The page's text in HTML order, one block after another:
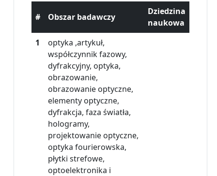
# Obszar badawczy
Dziedzina
naukowa
1
optyka ,artykuł,
współczynnik fazowy,
dyfrakcyjny, optyka,
obrazowanie,
obrazowanie optyczne,
elementy optyczne,
dyfrakcja, faza światła,
hologramy,
projektowanie optyczne,
optyka fourierowska,
płytki strefowe,
optoelektronika i